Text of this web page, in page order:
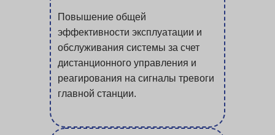
Повышение общей
эффективности эксплуатации и
обслуживания системы за счет
дистанционного управления и
реагирования на сигналы тревоги
главной станции.